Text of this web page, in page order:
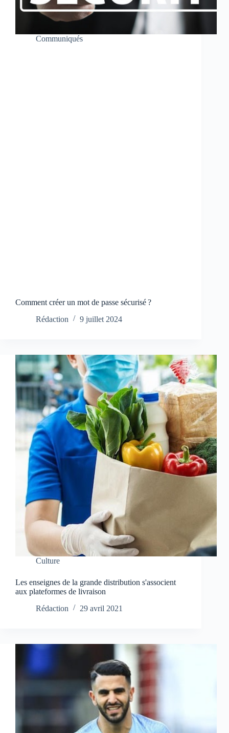
Communiqués
Comment créer un mot de passe sécurisé ?
Rédaction
9 juillet 2024
Culture
Les enseignes de la grande distribution s'associent
aux plateformes de livraison
Rédaction
29 avril 2021